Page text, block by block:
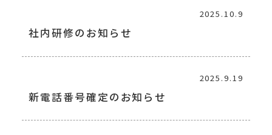
2025.10.9
社内研修のお知らせ
2025.9.19
新電話番号確定のお知らせ